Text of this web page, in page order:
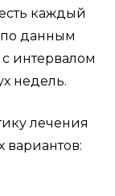
каждый
данным
интервалом
недель.
лечения
вариантов: